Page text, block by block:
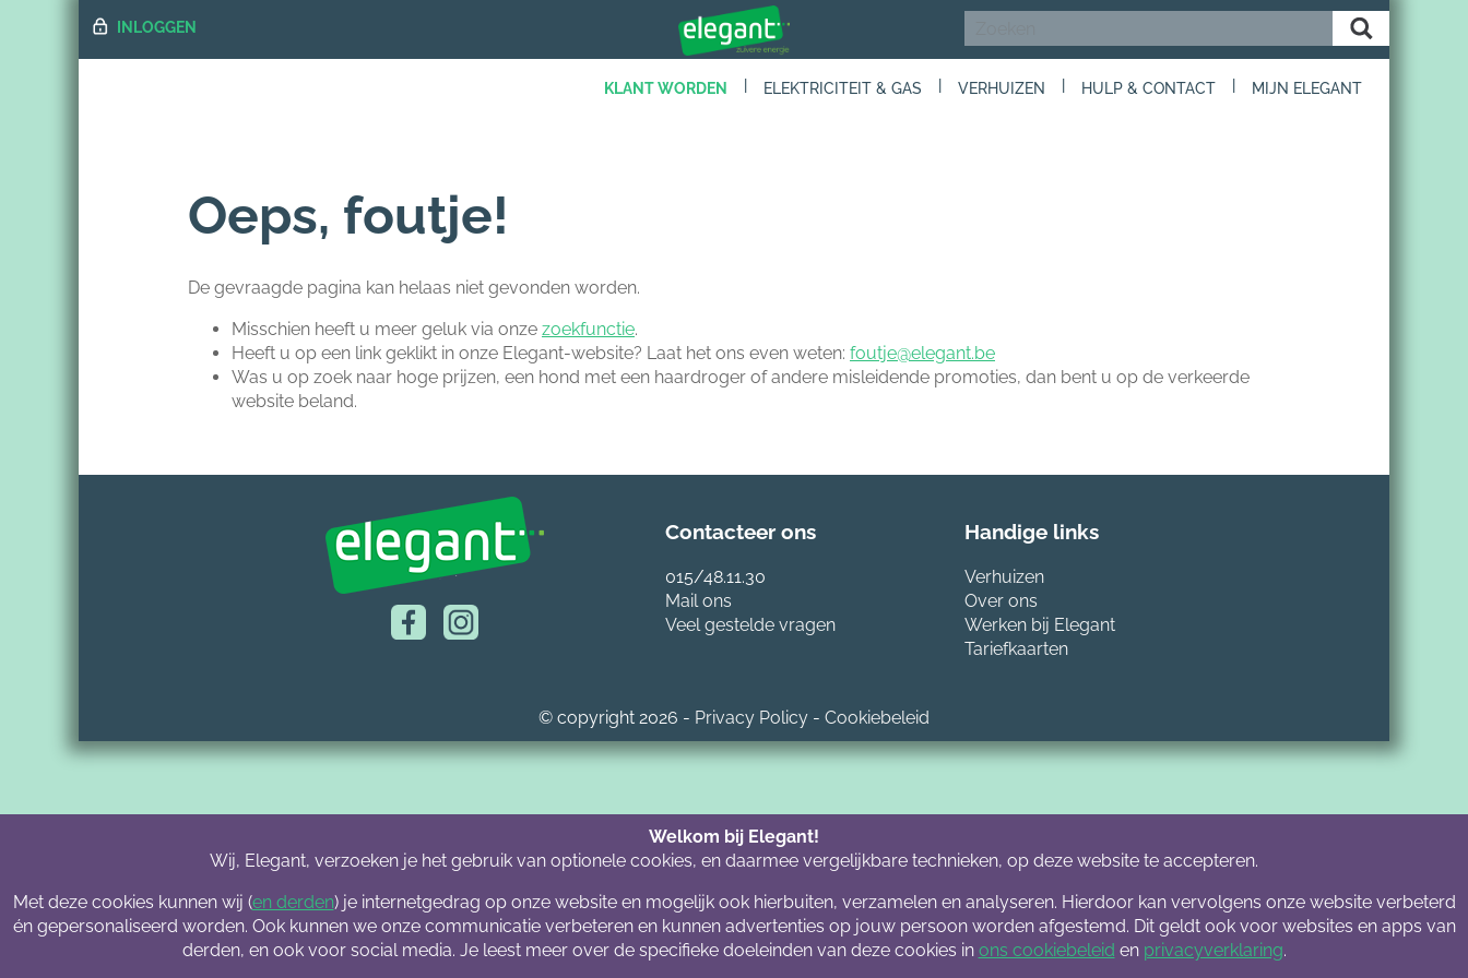
INLOGGEN
KLANT WORDEN ELEKTRICITEIT & GAS VERHUIZEN HULP & CONTACT MIJN ELEGANT
Oeps, foutje!
De gevraagde pagina kan helaas niet gevonden worden.
Misschien heeft u meer geluk via onze zoekfunctie.
Heeft u op een link geklikt in onze Elegant-website? Laat het ons even weten: foutje@elegant.be
Was u op zoek naar hoge prijzen, een hond met een haardroger of andere misleidende promoties, dan bent u op de verkeerde
website beland.
Contacteer ons
015/48.11.30
Mail ons
Veel gestelde vragen
Handige links
Verhuizen
Over ons
Werken bij Elegant
Tariefkaarten
© copyright 2026 - Privacy Policy - Cookiebeleid
Welkom bij Elegant!
Wij, Elegant, verzoeken je het gebruik van optionele cookies, en daarmee vergelijkbare technieken, op deze website te accepteren.
Met deze cookies kunnen wij (en derden) je internetgedrag op onze website en mogelijk ook hierbuiten, verzamelen en analyseren. Hierdoor kan vervolgens onze website verbeterd
én gepersonaliseerd worden. Ook kunnen we onze communicatie verbeteren en kunnen advertenties op jouw persoon worden afgestemd. Dit geldt ook voor websites en apps van
derden, en ook voor social media. Je leest meer over de specifieke doeleinden van deze cookies in ons cookiebeleid en privacyverklaring.